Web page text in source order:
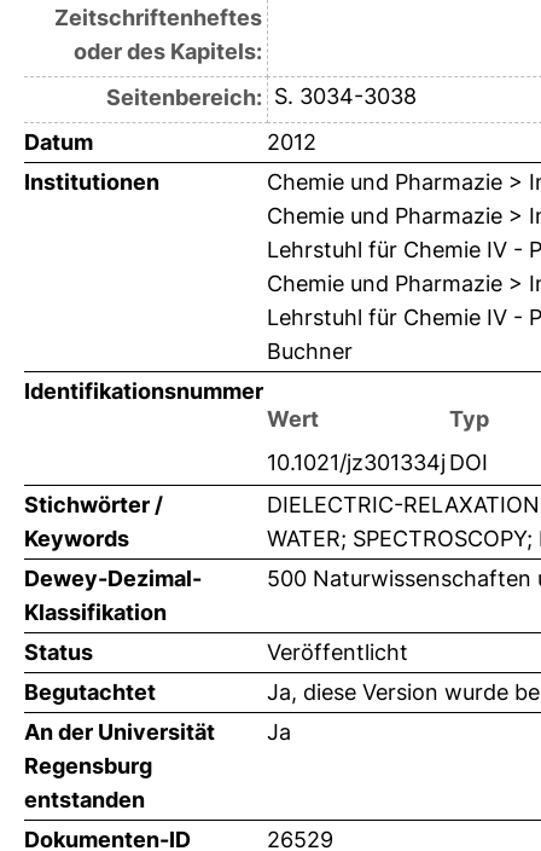
Zeitschriftenheftes
oder des Kapitels:
Seitenbereich: S. 3034-3038
Datum
2012
Institutionen
Chemie und Pharmazie >
Chemie und Pharmazie >
Lehrstuhl für Chemie IV -
Chemie und Pharmazie >
Lehrstuhl für Chemie IV -
Buchner
Identifikationsnummer
Wert
Typ
10.1021/jz301334jDOI
Stichwörter /
Keywords
DIELECTRIC-
WATER;
Dewey-Dezimal-
Klassifikation
500 Naturwissenschaften
Status
Veröffentlicht
Begutachtet
Ja, diese Version wurde
An der Universität
Regensburg
entstanden
Ja
Dokumenten-ID 26529